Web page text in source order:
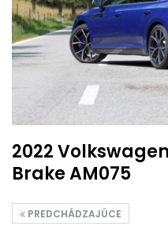
2022
Brake AM075
PREDCHÁDZAJÚCE